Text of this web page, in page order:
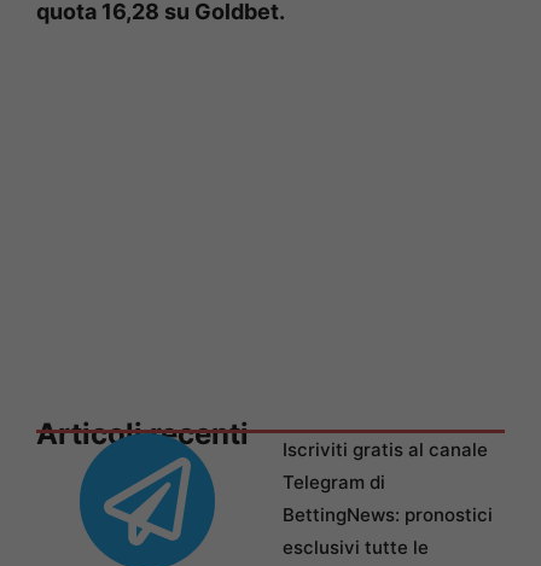
quota 16,28 su Goldbet.
Articoli recenti
Iscriviti gratis al canale
Telegram di
BettingNews: pronostici
esclusivi tutte le